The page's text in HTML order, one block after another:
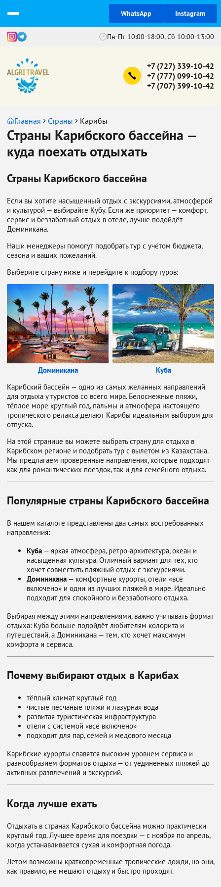
WhatsApp Instagram
Пн-Пт 10:00-18:00, Сб 10:00-13:00
+7 (727) 339-10-42
+7 (777) 099-10-42
+7 (707) 399-10-42
Главная Страны Карибы
Страны Карибского бассейна —
куда поехать отдыхать
Страны Карибского бассейна
Если вы хотите насыщенный отдых с экскурсиями, атмосферой
и культурой — выбирайте Кубу. Если же приоритет — комфорт,
сервис и беззаботный отдых в отеле, лучше подойдёт
Доминикана.
Наши менеджеры помогут подобрать тур с учётом бюджета,
сезона и ваших пожеланий.
Выберите страну ниже и перейдите к подбору туров:
Доминикана
Куба
Карибский бассейн — одно из самых желанных направлений
для отдыха у туристов со всего мира. Белоснежные пляжи,
тёплое море круглый год, пальмы и атмосфера настоящего
тропического релакса делают Карибы идеальным выбором для
отпуска.
На этой странице вы можете выбрать страну для отдыха в
Карибском регионе и подобрать тур с вылетом из Казахстана.
Мы предлагаем проверенные направления, которые подходят
как для романтических поездок, так и для семейного отдыха.
Популярные страны Карибского бассейна
В нашем каталоге представлены два самых востребованных
направления:
Куба — яркая атмосфера, ретро-архитектура, океан и
насыщенная культура. Отличный вариант для тех, кто
хочет совместить пляжный отдых с экскурсиями.
Доминикана — комфортные курорты, отели «всё
включено» и одни из лучших пляжей в мире. Идеально
подходит для спокойного и беззаботного отдыха.
Выбирая между этими направлениями, важно учитывать формат
отдыха: Куба больше подойдёт любителям колорита и
путешествий, а Доминикана — тем, кто хочет максимум
комфорта и сервиса.
Почему выбирают отдых в Карибах
тёплый климат круглый год
чистые песчаные пляжи и лазурная вода
развитая туристическая инфраструктура
отели с системой «всё включено»
подходит для пар, семей и медового месяца
Карибские курорты славятся высоким уровнем сервиса и
разнообразием форматов отдыха — от уединённых пляжей до
активных развлечений и экскурсий.
Когда лучше ехать
Отдыхать в странах Карибского бассейна можно практически
круглый год. Лучшее время для поездки — с ноября по апрель,
когда устанавливается сухая и комфортная погода.
Летом возможны кратковременные тропические дожди, но они,
как правило, не мешают отдыху и быстро проходят.